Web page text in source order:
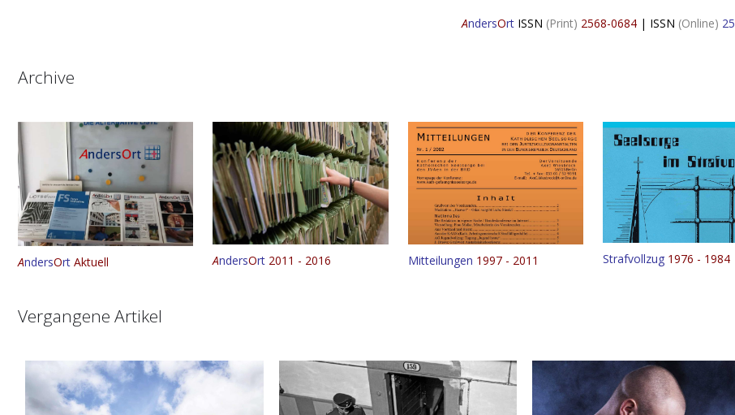
AndersOrt ISSN (Print) 2568-0684 | ISSN (Online)
Archive
AndersOrt Aktuell AndersOrt 2011 - 2016 Mitteilungen 1997 - 2011 Strafvollzug1976 - 1984
Vergangene Artikel